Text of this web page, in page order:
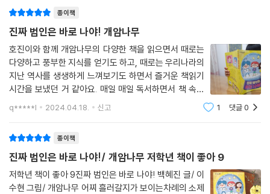
종이책
진짜 범인은 바로 나야! 개암나무
호진이와 함께 개암나무의 다양한 책을 읽으면서 때로는
다양하고 풍부한 지식를 얻기도 하고, 때로는 우리나라의
지난 역사를 생생하게 느껴보기도 하면서 즐거운 책읽기
시간을 보냈던 거 같아요. 매일 매일 독서하면서 책 속의
여러가지 이야기를 만나는 것도 참 재밌구요. 이야기 속
상황을 읽어나가며 아이 스스로 책 속에 빠져 나라면 어땠
q*****l 2024.04.18. 신고 1 댓글0
종이책
진짜 범인은 바로 나야!/ 개암나무 저학년 책이 좋아 9
저학년 책이 좋아 9진짜 범인은 바로 나야! 백혜진 글/ 이
수현 그림/ 개암나무 어찌 흘러갈지가 보이는차례의 소제